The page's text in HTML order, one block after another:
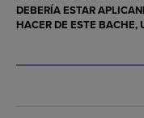
DEBERÍA ESTAR
HACER DE ESTE BACHE,